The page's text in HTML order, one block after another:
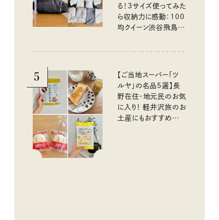
る！3サイズ使ってみた
ら収納力に感動：100
均クイーン渋谷飛鳥の
5
【ご当地スーパー「ツ
ルヤ」の名品5選】長
野在住・地元民のお気
に入り！ 軽井沢旅のお
土産にもおすすめのお